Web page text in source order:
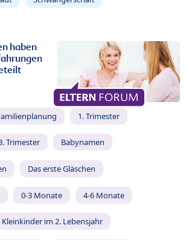
haben
1. Trimester
Trimester Babynamen
Das erste Gläschen
0-3 Monate 4-6 Monate
Kleinkinder im 2. Lebensjahr